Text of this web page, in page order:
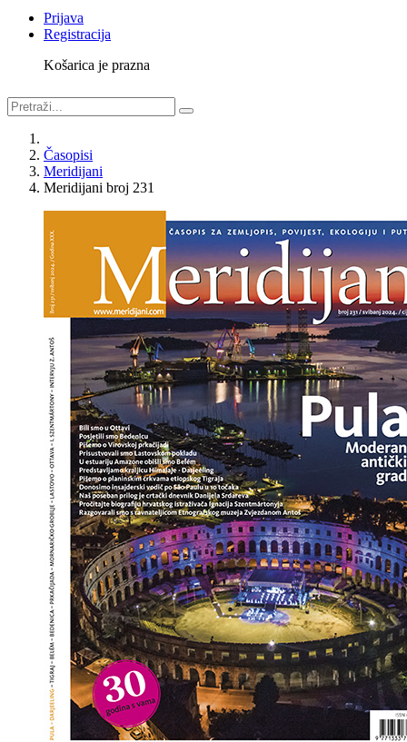
Prijava
Registracija
Košarica je prazna
Časopisi
Meridijani
Meridijani broj 231